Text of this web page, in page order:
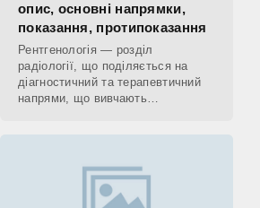
опис, основні напрямки,
показання, протипоказання
Рентгенологія — розділ
радіології, що поділяється на
діагностичний та терапевтичний
напрями, що вивчають